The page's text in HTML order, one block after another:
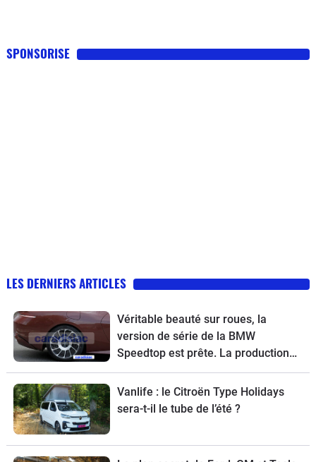
SPONSORISE
LES DERNIERS ARTICLES
Véritable beauté sur roues, la
version de série de la BMW
Speedtop est prête. La production
de ce break de chasse sera limitée à
70 exemplaires.
Vanlife : le Citroën Type Holidays
sera-t-il le tube de l’été ?